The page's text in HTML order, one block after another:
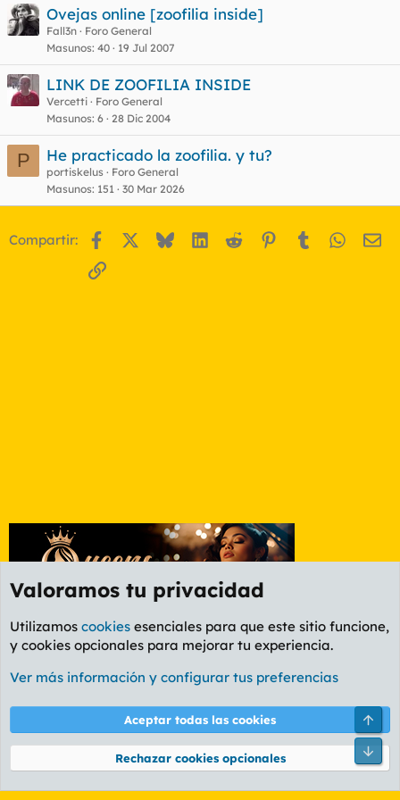
u
e
t
s
Ovejas online [zoofilia inside]
Fall3n
Foro General
Masunos 40 19 Jul 2007
LINK DE ZOOFILIA INSIDE
Vercetti
Foro General
Masunos 6 28 Dic 2004
P He practicado la zoofilia. y tu?
portiskelus
Foro General
Masunos 151 30 Mar 2026
Compartir: Facebook BlueskyLinkedIn
Reddit Pinterest
Tumblr
Enlace
Foro Informática y Videojuegos
Cookies
PL OLDSTYLE AMARILLO
Términos y reglas Política de privacidad Ayuda
Community platform by XenForo® © 2010-2026 XenForo Ltd.
Valoramos tu privacidad
Utilizamos cookies esenciales para que este sitio funcione,
y cookies opcionales para mejorar tu experiencia.
Ver más información y configurar tus preferencias
Aceptar todas las cookies
Rechazar cookies opcionales
Pie